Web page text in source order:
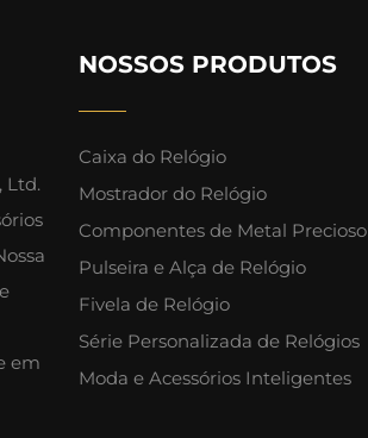
Ltd.
em
NOSSOS PRODUTOS
Caixa do Relógio
Mostrador do Relógio
Componentes de Metal Precioso
Pulseira e Alça de Relógio
Fivela de Relógio
Série Personalizada de Relógios
Moda e Acessórios Inteligentes